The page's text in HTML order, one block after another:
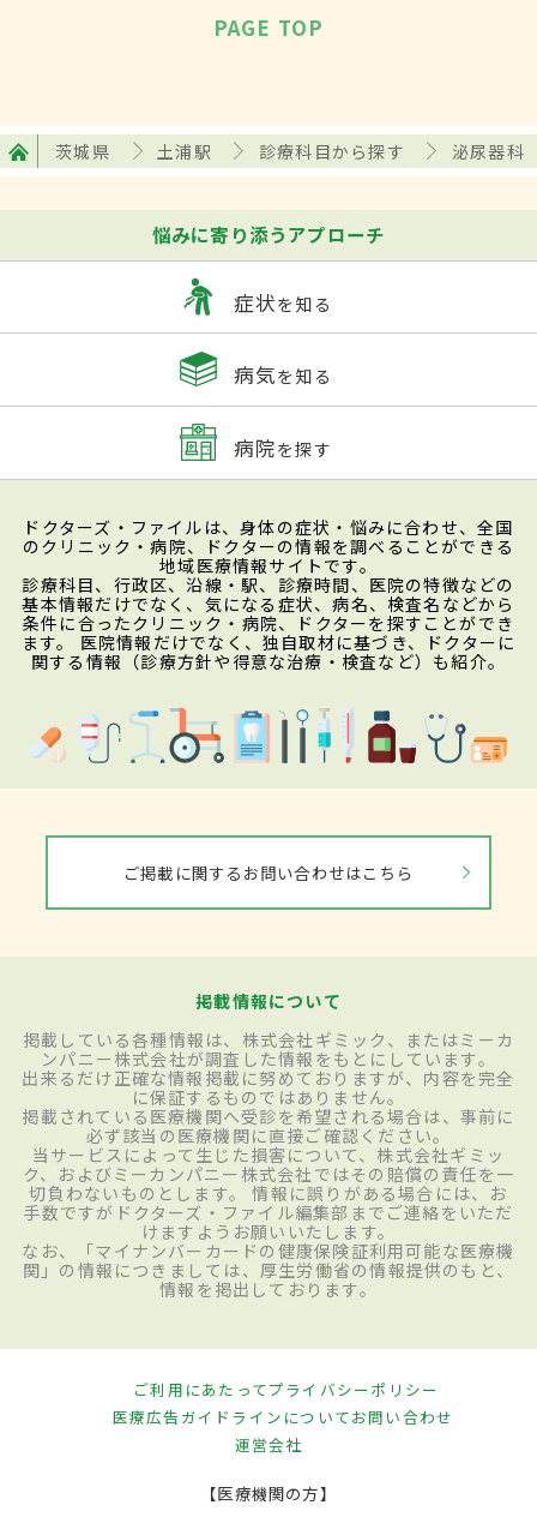
PAGE TOP
茨城県 土浦駅 診療科目から探す 泌尿器科
悩みに寄り添うアプローチ
症状を知る
病気を知る
病院を探す
ドクターズ・ファイルは、身体の症状・悩みに合わせ、全国
のクリニック・病院、ドクターの情報を調べることができる
地域医療情報サイトです。
診療科目、行政区、沿線・駅、診療時間、医院の特徴などの
基本情報だけでなく、気になる症状、病名、検査名などから
条件に合ったクリニック・病院、ドクターを探すことができ
ます。 医院情報だけでなく、独自取材に基づき、ドクターに
関する情報（診療方針や得意な治療・検査など）も紹介。
ご掲載に関するお問い合わせはこちら
掲載情報について
掲載している各種情報は、株式会社ギミック、またはミーカ
ンパニー株式会社が調査した情報をもとにしています。
出来るだけ正確な情報掲載に努めておりますが、内容を完全
に保証するものではありません。
掲載されている医療機関へ受診を希望される場合は、事前に
必ず該当の医療機関に直接ご確認ください。
当サービスによって生じた損害について、株式会社ギミッ
ク、およびミーカンパニー株式会社ではその賠償の責任を一
切負わないものとします。 情報に誤りがある場合には、お
手数ですがドクターズ・ファイル編集部までご連絡をいただ
けますようお願いいたします。
なお、「マイナンバーカードの健康保険証利用可能な医療機
関」の情報につきましては、厚生労働省の情報提供のもと、
情報を掲出しております。
ご利用にあたってプライバシーポリシー
医療広告ガイドラインについてお問い合わせ
運営会社
【医療機関の方】